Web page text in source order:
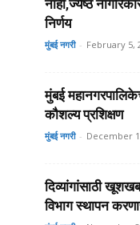
नाही,ज्येष्ठ
निर्णय
मुंबई नगरी - February 5,
मुंबई
कौशल्य प्रशिक्षण
मुंबई नगरी - December
दिव्यांगांसाठी
विभाग स्थापन